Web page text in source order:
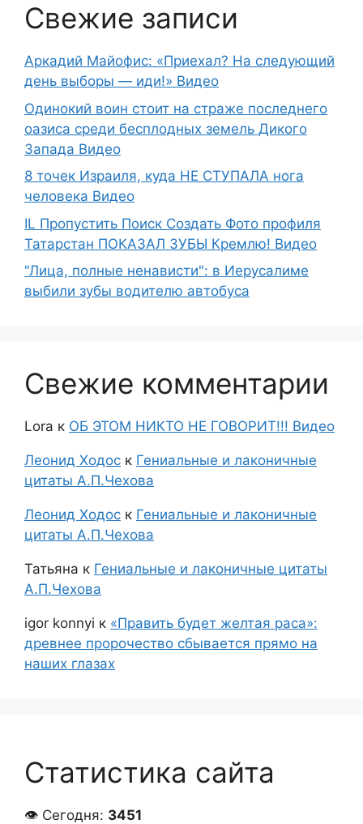
Свежие записи
Аркадий Майофис: «Приехал? На следующий
день выборы — иди!» Видео
Одинокий воин стоит на страже последнего
оазиса среди бесплодных земель Дикого
Запада Видео
8 точек Израиля, куда НЕ СТУПАЛА нога
человека Видео
IL Пропустить Поиск Создать Фото профиля
Татарстан ПОКАЗАЛ ЗУБЫ Кремлю! Видео
"Лица, полные ненависти": в Иерусалиме
выбили зубы водителю автобуса
Свежие комментарии
Lora к ОБ ЭТОМ НИКТО НЕ ГОВОРИТ!!! Видео
Леонид Ходос к Гениальные и лаконичные
цитаты А.П.Чехова
Леонид Ходос к Гениальные и лаконичные
цитаты А.П.Чехова
Татьяна к Гениальные и лаконичные цитаты
А.П.Чехова
igor konnyi к «Править будет желтая раса»:
древнее пророчество сбывается прямо на
наших глазах
Статистика сайта
👁 Сегодня: 3451